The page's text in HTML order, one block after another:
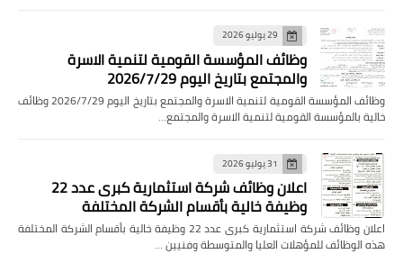
29 يوليو 2026
وظائف المؤسسة القومية لتنمية الاسرة
والمجتمع بتاريخ اليوم 2026/7/29
وظائف المؤسسة القومية لتنمية الاسرة والمجتمع بتاريخ اليوم 2026/7/29 وظائف
خالية بالمؤسسة القومية لتنمية الاسرة والمجتمع…
31 يوليو 2026
اعلان وظائف شركة استثمارية كبرى عدد 22
وظيفة خالية بأقسام الشركة المختلفة
اعلان وظائف شركة استثمارية كبرى عدد 22 وظيفة خالية بأقسام الشركة المختلفة
هذه الوظائف للمؤهلات العليا والمتوسطة وفنيين …